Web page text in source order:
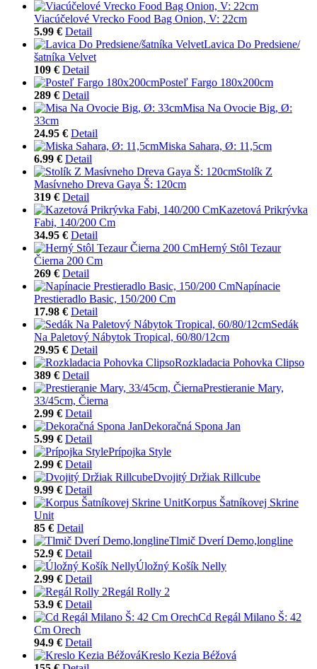
Viacúčelové Vrecko Food Bag Onion, V: 22cm
5.99 € Detail
Lavica Do Predsiene/
šatníka Velvet
109 € Detail
Posteľ Fargo 180x200cm
289 € Detail
Misa Na Ovocie Big, Ø:
33cm
24.95 € Detail
Miska Sahara, Ø: 11,5cm
6.99 € Detail
Stolík Z
Masívneho Dreva Gaya Š: 120cm
319 € Detail
Kazetová Prikrývka
Fabi, 140/200 Cm
34.95 € Detail
Herný Stôl Tezaur
Čierna 200 Cm
269 € Detail
Napínacie
Prestieradlo Basic, 150/200 Cm
17.98 € Detail
Sedák
Na Paletový Nábytok Tropical, 60/80/12cm
29.95 € Detail
Rozkladacia Pohovka Clipso
389 € Detail
Prestieranie Mary,
33/45cm, Čierna
2.99 € Detail
Dekoračná Spona Jan
5.99 € Detail
Prípojka Style
2.99 € Detail
Dvojitý Držiak Rillcube
9.99 € Detail
Korpus Šatníkovej Skrine
Unit
85 € Detail
Tlmič Dverí Demo,longline
52.9 € Detail
Úložný Košík Nelly
2.99 € Detail
Regál Rolly 2
53.9 € Detail
Cd Regál Milano Š: 42
Cm Orech
94.9 € Detail
Kreslo Kezia Béžová